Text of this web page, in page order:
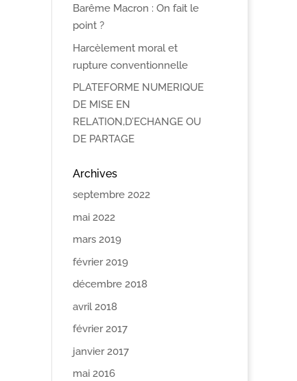
Barême Macron : On fait le
point ?
Harcèlement moral et
rupture conventionnelle
PLATEFORME NUMERIQUE
DE MISE EN
RELATION,D’ECHANGE OU
DE PARTAGE
Archives
septembre 2022
mai 2022
mars 2019
février 2019
décembre 2018
avril 2018
février 2017
janvier 2017
mai 2016